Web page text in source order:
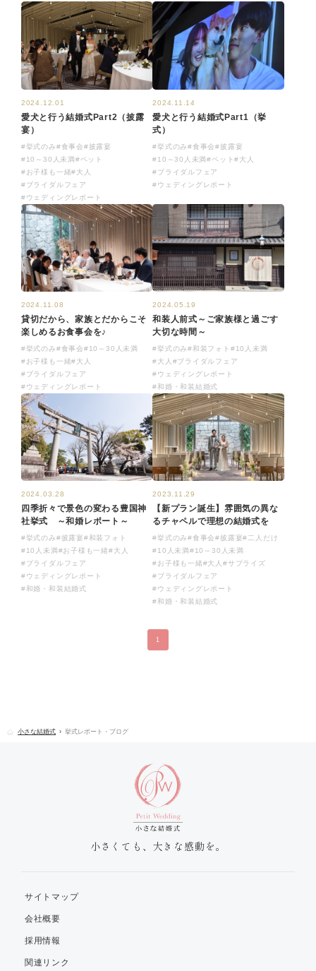
2024.12.01
愛犬と行う結婚式Part2（披露
宴）
#挙式のみ#食事会#披露宴
#10～30人未満#ペット
#お子様も一緒#大人
#ブライダルフェア
#ウェディングレポート
2024.11.14
愛犬と行う結婚式Part1（挙
式）
#挙式のみ#食事会#披露宴
#10～30人未満#ペット#大人
#ブライダルフェア
#ウェディングレポート
2024.11.08
貸切だから、家族とだからこそ
楽しめるお食事会を♪
#挙式のみ#食事会#10～30人未満
#お子様も一緒#大人
#ブライダルフェア
#ウェディングレポート
2024.05.19
和装人前式～ご家族様と過ごす
大切な時間～
#挙式のみ#和装フォト #10人未満
#大人 #ブライダルフェア
#ウェディングレポート
#和婚・和装結婚式
2024.03.28
四季折々で景色の変わる豊国神
社挙式 ～和婚レポート～
#挙式のみ#披露宴#和装フォト
#10人未満#お子様も一緒#大人
#ブライダルフェア
#ウェディングレポート
#和婚・和装結婚式
2023.11.29
【新プラン誕生】雰囲気の異な
るチャペルで理想の結婚式を
#挙式のみ#食事会#披露宴#二人だけ
#10人未満#10～30人未満
#お子様も一緒#大人#サプライズ
#ブライダルフェア
#ウェディングレポート
#和婚・和装結婚式
1
小さな結婚式 挙式レポート・ブログ
小さくても、大きな感動を。
サイトマップ
会社概要
採用情報
関連リンク